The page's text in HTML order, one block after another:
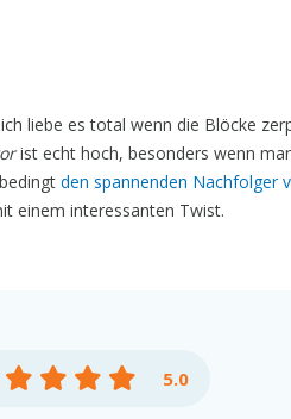
liebe es total wenn die Blöcke
ist echt hoch, besonders wenn
den spannenden Nachfolger
einem interessanten Twist.
5.0